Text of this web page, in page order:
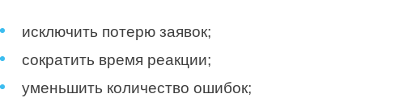
исключить потерю заявок;
сократить время реакции;
уменьшить количество ошибок;